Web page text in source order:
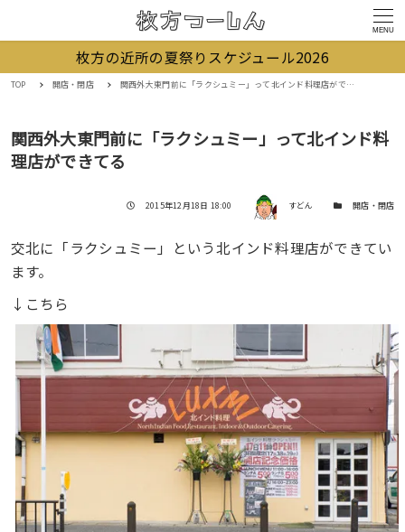
MENU
枚方の近所の夏祭りスケジュール2026
TOP 開店・閉店 関西外大東門前に「ラクシュミー」って北インド料理店ができてる
関西外大東門前に「ラクシュミー」って北インド料
理店ができてる
投稿日
2015年12月18日 18:00 著者 すどん カテゴリー開店・閉店
交北に「ラクシュミー」という北インド料理店ができてい
ます。
↓こちら